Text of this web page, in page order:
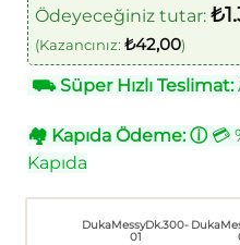
Ödeyeceğiniz tutar: ₺
(Kazancınız: ₺42,00)
⛟Süper Hızlı Teslimat:
🏘 Kapıda Ödeme: ⓘ💳
Kapıda
DukaMessyDk.300-
01